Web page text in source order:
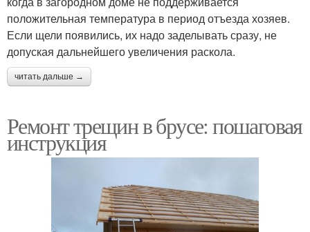
положительная температура в период отъезда хозяев.
Если щели появились, их надо заделывать сразу, не
допуская дальнейшего увеличения раскола.
читать дальше →
Ремонт трещин в брусе: пошаговая
инструкция